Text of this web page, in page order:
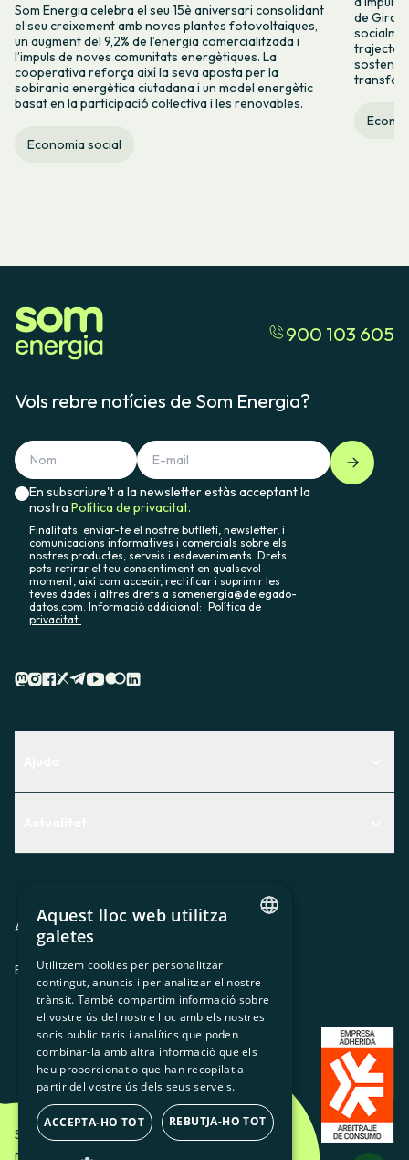
Som Energia celebra el seu 15è aniversari consolidant
el seu creixement amb noves plantes fotovoltaiques,
un augment del 9,2% de l’energia comercialitzada i
l’impuls de noves comunitats energètiques. La
cooperativa reforça així la seva aposta per la
sobirania energètica ciutadana i un model energètic
basat en la participació col·lectiva i les renovables.
Economia social
de
900 103 605
Vols rebre notícies de Som Energia?
En subscriure't a la newsletter estàs acceptant la
nostraPolítica de privacitat.
Finalitats: enviar-te el nostre butlletí, newsletter, i
comunicacions informatives i comercials sobre els
nostres productes, serveis i esdeveniments. Drets:
pots retirar el teu consentiment en qualsevol
moment, així com accedir, rectificar i suprimir les
teves dades i altres drets a somenergia@delegado-
datos.com. Informació addicional: Política de
privacitat.
Premsa
Treballa amb nosaltres
Avis legal Política de privacitatPolítica de cookies
ES CAGLEU
Som Energia SCCL - 2026
SPANISH
GL
BASQUE
Aquest lloc web utilitza
galetes
Utilitzem cookies per personalitzar
contingut, anuncis i per analitzar el nostre
trànsit. També compartim informació sobre
el vostre ús del nostre lloc amb els nostres
socis publicitaris i analítics que poden
combinar-la amb altra informació que els
heu proporcionat o que han recopilat a
partir del vostre ús dels seus serveis.
ACCEPTA-HO TOT REBUTJA-HO TOT